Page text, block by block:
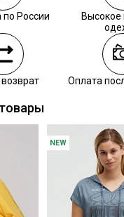
пункта выдачи СДЭК
магазинов
СДЭК
пункта выдачи СДЭК
России
Высокое
Оплата
NEW